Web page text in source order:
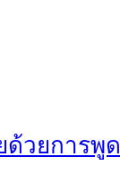
ด้วยการพูด